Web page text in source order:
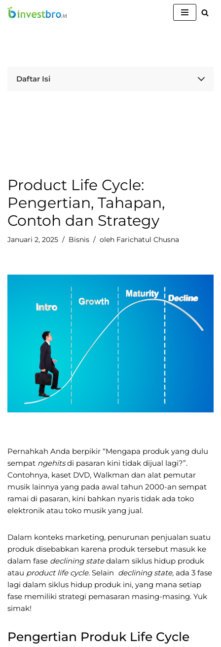
Daftar Isi
Product Life Cycle:
Pengertian, Tahapan,
Contoh dan Strategy
Januari 2, 2025 Bisnis oleh Farichatul Chusna
Pernahkah Anda berpikir “Mengapa produk yang dulu
sempat ngehitsdi pasaran kini tidak dijual lagi?”.
Contohnya, kaset DVD, Walkman dan alat pemutar
musik lainnya yang pada awal tahun 2000-an sempat
ramai di pasaran, kini bahkan nyaris tidak ada toko
elektronik atau toko musik yang jual.
Dalam konteks marketing, penurunan penjualan suatu
produk disebabkan karena produk tersebut masuk ke
dalam fase declining statedalam siklus hidup produk
atau product life cycle. Selain declining state, ada 3 fase
lagi dalam siklus hidup produk ini, yang mana setiap
fase memiliki strategi pemasaran masing-masing. Yuk
simak!
Pengertian Produk Life Cycle